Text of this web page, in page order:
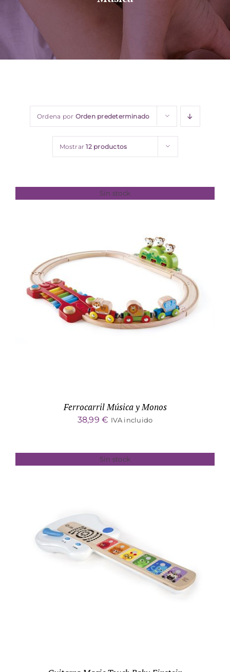
Sobre nosotros
Ordena por Orden predeterminado
Mostrar12 productos
Sin stock
Ferrocarril Música y Monos
38,99€ IVA incluido
Sin stock
DETALLES